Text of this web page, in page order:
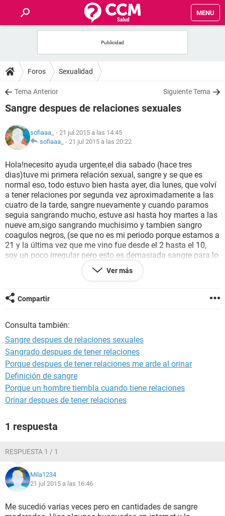
MENU
FOROS
SALUD
FAMILIA
NUTRICIÓN
BIENESTAR
SEXUALIDAD
GLOSARIO
Foros Sexualidad
Tema Anterior Siguiente Tema
Sangre despues de relaciones sexuales
sofiaaa_ - 21 jul 2015 a las 14:45
sofiaaa_ - 21 jul 2015 a las 20:22
Hola!necesito ayuda urgente,el dia sabado (hace tres
dias)tuve mi primera relación sexual, sangre y se que es
normal eso, todo estuvo bien hasta ayer, dia lunes, que volví
a tener relaciones por segunda vez aproximadamente a las
cuatro de la tarde, sangre nuevamente y cuando paramos
seguia sangrando mucho, estuve asi hasta hoy martes a las
nueve am,sigo sangrando muchisimo y tambien sangro
coagulos negros, (se que no es mi periodo porque estamos a
21 y la última vez que me vino fue desde el 2 hasta el 10,
soy un poco irregular pero esto es demasiada sangre para lo
común en mi regla) saque turno con un ginecologo pero
urgentemente necesitaría saber que puede ser, si es posible
imposible, etc, obviamente las dos veces uso preservativo,
no ocurrió ningún inconveniente con el y tampoco acabo
ayudar!
Ver más
Compartir
Consulta también:
Sangre despues de relaciones sexuales
Sangrado despues de tener relaciones
Porque despues de tener relaciones me arde al orinar
Definición de sangre
Porque un hombre tiembla cuando tiene relaciones
Orinar despues de tener relaciones
1 respuesta
RESPUESTA 1 / 1
Mila1234
21 jul 2015 a las 16:46
Me sucedió varias veces pero en cantidades de sangre